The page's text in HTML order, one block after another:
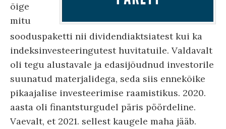
õige
mitu
sooduspaketti nii dividendiaktsiatest kui ka
indeksinvesteeringutest huvitatuile. Valdavalt
oli tegu alustavale ja edasijõudnud investorile
suunatud materjalidega, seda siis ennekõike
pikaajalise investeerimise raamistikus. 2020.
aasta oli finantsturgudel päris pöördeline.
Vaevalt, et 2021. sellest kaugele maha jääb.